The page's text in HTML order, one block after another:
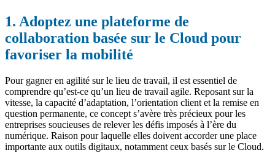
1. Adoptez une plateforme de
collaboration basée sur le Cloud pour
favoriser la mobilité
Pour gagner en agilité sur le lieu de travail, il est essentiel de
comprendre qu’est-ce qu’un lieu de travail agile. Reposant sur la
vitesse, la capacité d’adaptation, l’orientation client et la remise en
question permanente, ce concept s’avère très précieux pour les
entreprises soucieuses de relever les défis imposés à l’ère du
numérique. Raison pour laquelle elles doivent accorder une place
importante aux outils digitaux, notamment ceux basés sur le Cloud.